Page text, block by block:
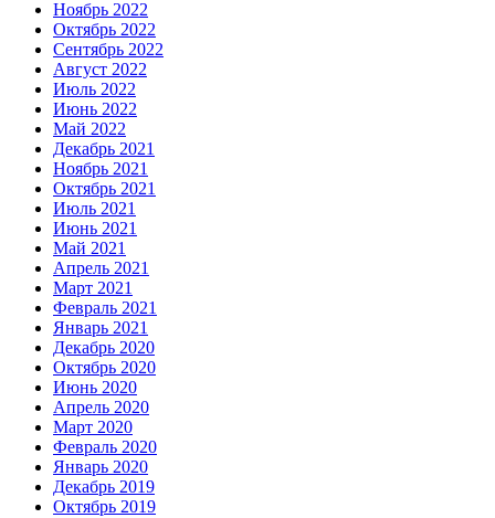
Ноябрь 2022
Октябрь 2022
Сентябрь 2022
Август 2022
Июль 2022
Июнь 2022
Май 2022
Декабрь 2021
Ноябрь 2021
Октябрь 2021
Июль 2021
Июнь 2021
Май 2021
Апрель 2021
Март 2021
Февраль 2021
Январь 2021
Декабрь 2020
Октябрь 2020
Июнь 2020
Апрель 2020
Март 2020
Февраль 2020
Январь 2020
Декабрь 2019
Октябрь 2019